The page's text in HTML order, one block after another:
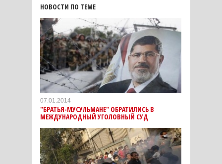
НОВОСТИ ПО ТЕМЕ
07.01.2014
"БРАТЬЯ-МУСУЛЬМАНЕ" ОБРАТИЛИСЬ В
МЕЖДУНАРОДНЫЙ УГОЛОВНЫЙ СУД